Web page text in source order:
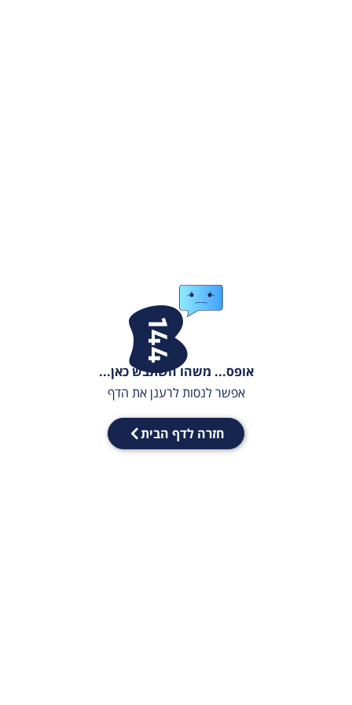
אופס... משהו השתבש כאן...
אפשר לנסות לרענן את הדף
חזרה לדף הבית